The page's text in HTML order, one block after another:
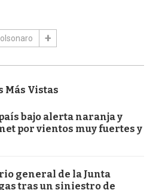
Más Vistas
bajo alerta naranja y
por vientos muy fuertes y
general de la Junta
tras un siniestro de